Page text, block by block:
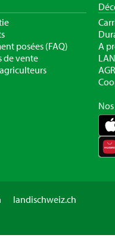
posées (FAQ)
de vente
A
landischweiz.ch